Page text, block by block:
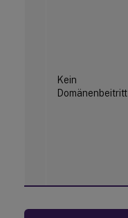
Kein
Domänenbeitritt